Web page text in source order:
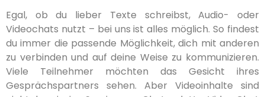
Egal, ob du lieber Texte schreibst, Audio- oder
Videochats nutzt – bei uns ist alles möglich. So findest
du immer die passende Möglichkeit, dich mit anderen
zu verbinden und auf deine Weise zu kommunizieren.
Viele Teilnehmer möchten das Gesicht ihres
Gesprächspartners sehen. Aber Videoinhalte sind